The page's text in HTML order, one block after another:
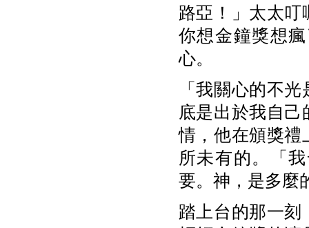
路亞！」太太叮
你想金鐘獎想
心。
「我關心的不
底是出於我自
情，他在頒獎禮
所未有的。「
要。神，是多麼
踏上台的那一刻